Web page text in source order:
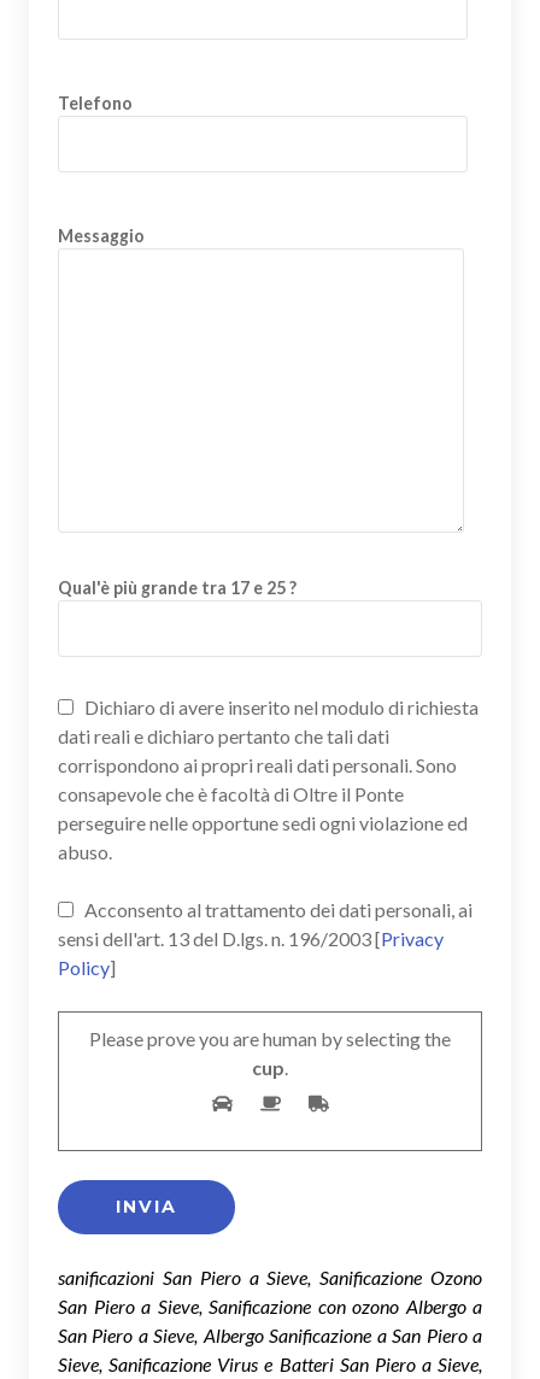
Telefono
Messaggio
Qual'è più grande tra 17 e 25 ?
Dichiaro di avere inserito nel modulo di richiesta
dati reali e dichiaro pertanto che tali dati
corrispondono ai propri reali dati personali. Sono
consapevole che è facoltà di Oltre il Ponte
perseguire nelle opportune sedi ogni violazione ed
abuso.
Acconsento al trattamento dei dati personali, ai
sensi dell'art. 13 del D.lgs. n. 196/2003 [Privacy
Policy]
Please prove you are human by selecting the
cup.
sanificazioni San Piero a Sieve, Sanificazione Ozono
San Piero a Sieve, Sanificazione con ozono Albergo a
San Piero a Sieve, Albergo Sanificazione a San Piero a
Sieve, Sanificazione Virus e Batteri San Piero a Sieve,